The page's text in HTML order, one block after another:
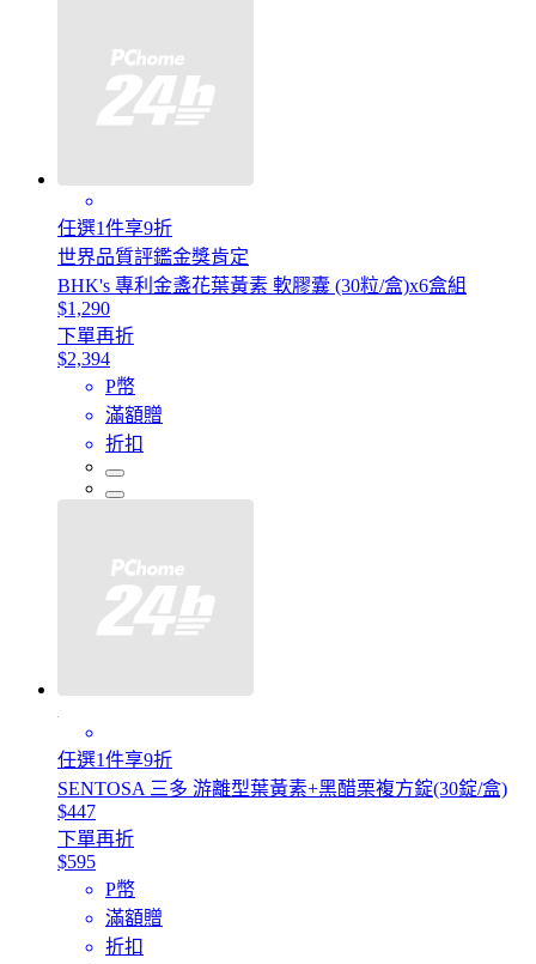
任選1件享9折
世界品質評鑑金獎肯定
BHK's 專利金盞花葉黃素 軟膠囊 (30粒/盒)x6盒組
$1,290
下單再折
$2,394
P幣
滿額贈
折扣
任選1件享9折
SENTOSA 三多 游離型葉黃素+黑醋栗複方錠(30錠/盒)
$447
下單再折
$595
P幣
滿額贈
折扣